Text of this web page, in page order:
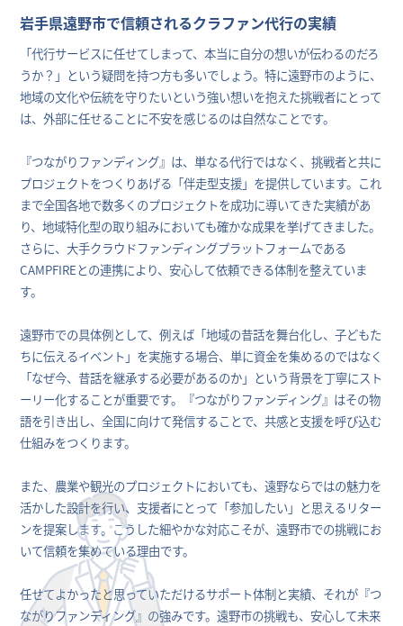
岩手県遠野市で信頼されるクラファン代行の実績
「代行サービスに任せてしまって、本当に自分の想いが伝わるのだろ
うか？」という疑問を持つ方も多いでしょう。特に遠野市のように、
地域の文化や伝統を守りたいという強い想いを抱えた挑戦者にとって
は、外部に任せることに不安を感じるのは自然なことです。
『つながりファンディング』は、単なる代行ではなく、挑戦者と共に
プロジェクトをつくりあげる「伴走型支援」を提供しています。これ
まで全国各地で数多くのプロジェクトを成功に導いてきた実績があ
り、地域特化型の取り組みにおいても確かな成果を挙げてきました。
さらに、大手クラウドファンディングプラットフォームである
CAMPFIREとの連携により、安心して依頼できる体制を整えていま
す。
遠野市での具体例として、例えば「地域の昔話を舞台化し、子どもた
ちに伝えるイベント」を実施する場合、単に資金を集めるのではなく
「なぜ今、昔話を継承する必要があるのか」という背景を丁寧にスト
ーリー化することが重要です。『つながりファンディング』はその物
語を引き出し、全国に向けて発信することで、共感と支援を呼び込む
仕組みをつくります。
また、農業や観光のプロジェクトにおいても、遠野ならではの魅力を
活かした設計を行い、支援者にとって「参加したい」と思えるリター
ンを提案します。こうした細やかな対応こそが、遠野市での挑戦にお
いて信頼を集めている理由です。
任せてよかったと思っていただけるサポート体制と実績、それが『つ
ながりファンディング』の強みです。遠野市の挑戦も、安心して未来